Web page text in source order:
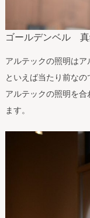
ゴールデンベル
アルテックの照明は
といえば当たり前なの
アルテックの照明を
ます。